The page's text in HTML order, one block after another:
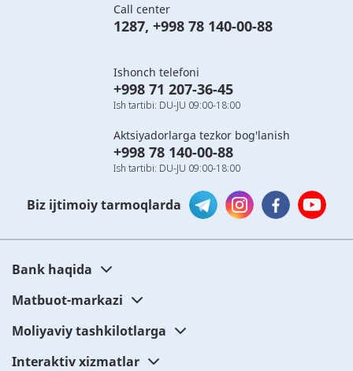
Call center
1287, +998 78 140-00-88
Ishonch telefoni
+998 71 207-36-45
Ish tartibi: DU-JU 09:00-18:00
Aktsiyadorlarga tezkor bog'lanish
+998 78 140-00-88
Ish tartibi: DU-JU 09:00-18:00
Biz ijtimoiy tarmoqlarda
Bank haqida
Matbuot-markazi
Moliyaviy tashkilotlarga
Interaktiv xizmatlar